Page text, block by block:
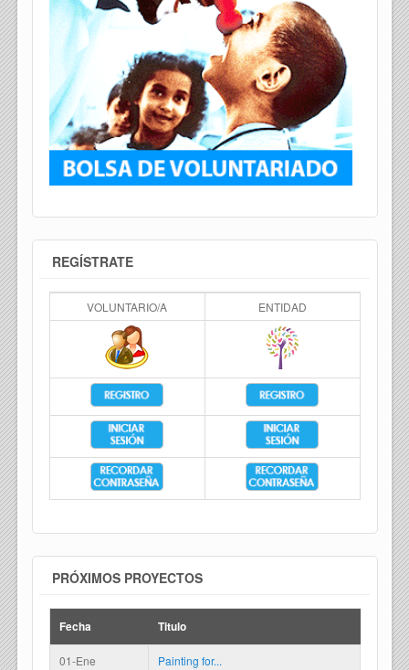
REGÍSTRATE
VOLUNTARIO/A ENTIDAD
PRÓXIMOS PROYECTOS
Fecha Titulo
01-Ene
Painting for...